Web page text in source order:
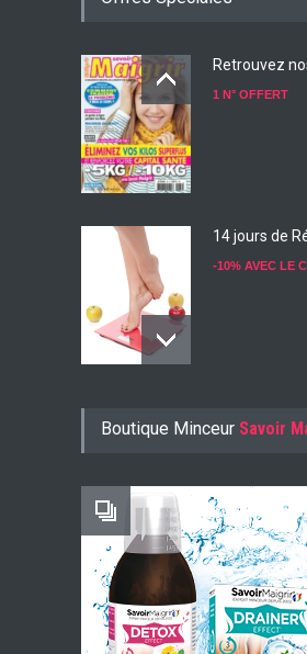
Retrouvez
1 N° OFFERT
14 jours de
-10% AVEC LE
-10% AVEC LE
Faites Votre
GRATUIT
Boutique Minceur Savoir